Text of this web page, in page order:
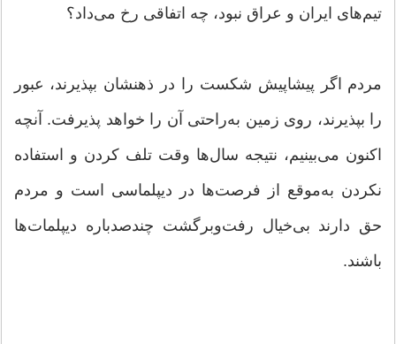
تیم‌های ایران و عراق نبود، چه اتفاقی رخ می‌داد؟
مردم اگر پیشاپیش شکست را در ذهنشان بپذیرند، عبور
را بپذیرند، روی زمین به‌راحتی آن‌ را خواهد پذیرفت. آنچه
اکنون می‌بینیم، نتیجه سال‌ها وقت تلف‌ کردن و استفاده
نکردن به‌موقع از فرصت‌ها در دیپلماسی است و مردم
حق‌ دارند بی‌خیال رفت‌و‌برگشت چندصدباره دیپلمات‌ها
باشند.